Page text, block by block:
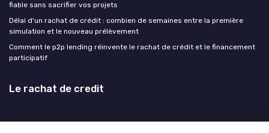
fiable sans sacrifier vos projets
Délai d'un rachat de crédit : combien de semaines entre la première
simulation et le nouveau prélèvement
Comment le p2p lending réinvente le rachat de crédit et le financement
participatif
Le rachat de credit